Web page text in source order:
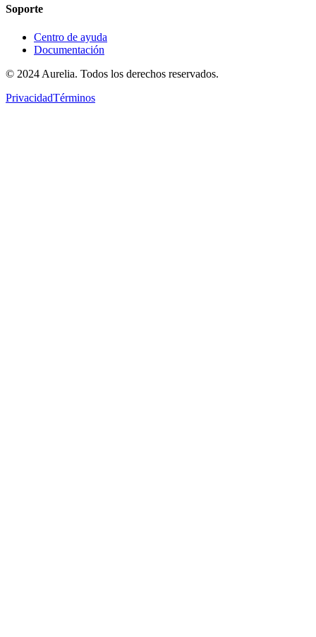
Soporte
Centro de ayuda
Documentación
© 2024 Aurelia. Todos los derechos reservados.
PrivacidadTérminos